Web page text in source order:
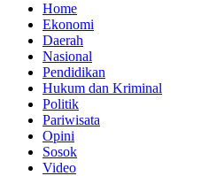
Home
Ekonomi
Daerah
Nasional
Pendidikan
Hukum dan Kriminal
Politik
Pariwisata
Opini
Sosok
Video